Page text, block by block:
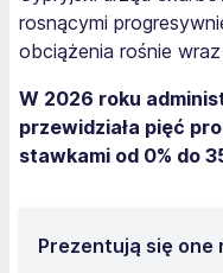
rosnącymi
obciążenia rośnie
W 2026 roku
przewidziała pięć
stawkami od 0% do
Prezentują się one